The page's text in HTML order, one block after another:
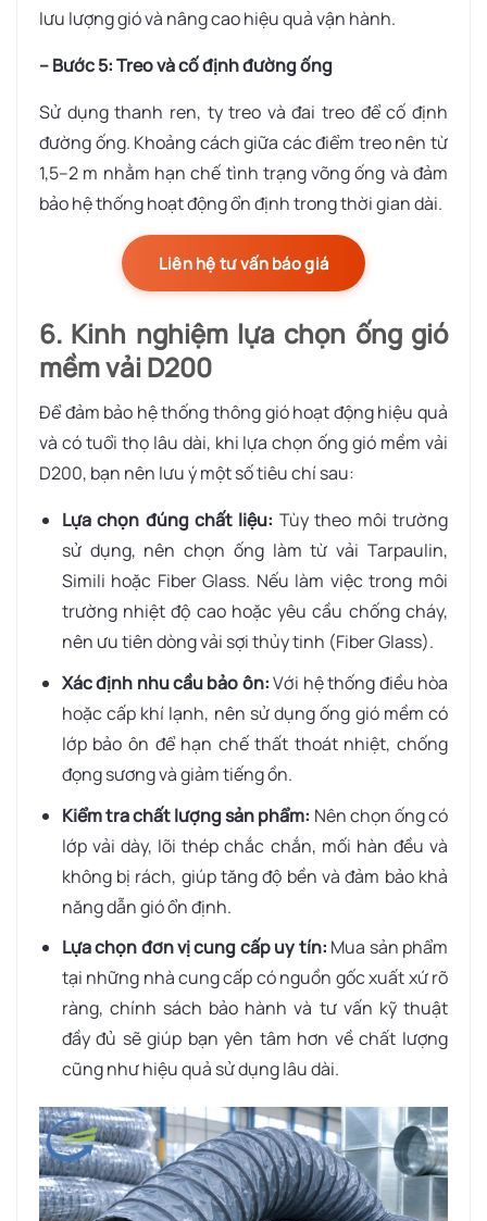
lưu lượng gió và nâng cao hiệu quả vận hành.
– Bước 5: Treo và cố định đường ống
Sử dụng thanh ren, ty treo và đai treo để cố định
đường ống. Khoảng cách giữa các điểm treo nên từ
1,5–2 m nhằm hạn chế tình trạng võng ống và đảm
bảo hệ thống hoạt động ổn định trong thời gian dài.
Liên hệ tư vấn báo giá
6. Kinh nghiệm lựa chọn ống gió
mềm vải D200
Để đảm bảo hệ thống thông gió hoạt động hiệu quả
và có tuổi thọ lâu dài, khi lựa chọn ống gió mềm vải
D200, bạn nên lưu ý một số tiêu chí sau:
Lựa chọn đúng chất liệu: Tùy theo môi trường
sử dụng, nên chọn ống làm từ vải Tarpaulin,
Simili hoặc Fiber Glass. Nếu làm việc trong môi
trường nhiệt độ cao hoặc yêu cầu chống cháy,
nên ưu tiên dòng vải sợi thủy tinh (Fiber Glass).
Xác định nhu cầu bảo ôn:Với hệ thống điều hòa
hoặc cấp khí lạnh, nên sử dụng ống gió mềm có
lớp bảo ôn để hạn chế thất thoát nhiệt, chống
đọng sương và giảm tiếng ồn.
Kiểm tra chất lượng sản phẩm: Nên chọn ống có
lớp vải dày, lõi thép chắc chắn, mối hàn đều và
không bị rách, giúp tăng độ bền và đảm bảo khả
năng dẫn gió ổn định.
Lựa chọn đơn vị cung cấp uy tín: Mua sản phẩm
tại những nhà cung cấp có nguồn gốc xuất xứ rõ
ràng, chính sách bảo hành và tư vấn kỹ thuật
đầy đủ sẽ giúp bạn yên tâm hơn về chất lượng
cũng như hiệu quả sử dụng lâu dài.